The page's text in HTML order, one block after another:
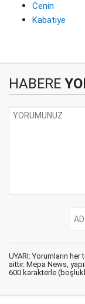
Cenin
Kabatiye
HABERE
UYARI: Yorumların
aittir. Mepa News,
600 karakterle